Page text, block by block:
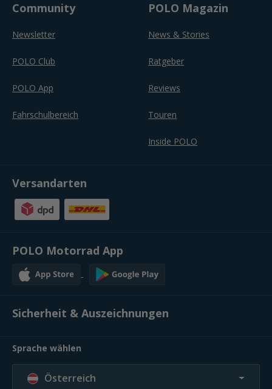
Community
Newsletter
POLO Club
POLO App
Fahrschulbereich
POLO Magazin
News & Stories
Ratgeber
Reviews
Touren
Inside POLO
Versandarten
POLO Motorrad App
Sicherheit & Auszeichnungen
Sprache wählen
Österreich